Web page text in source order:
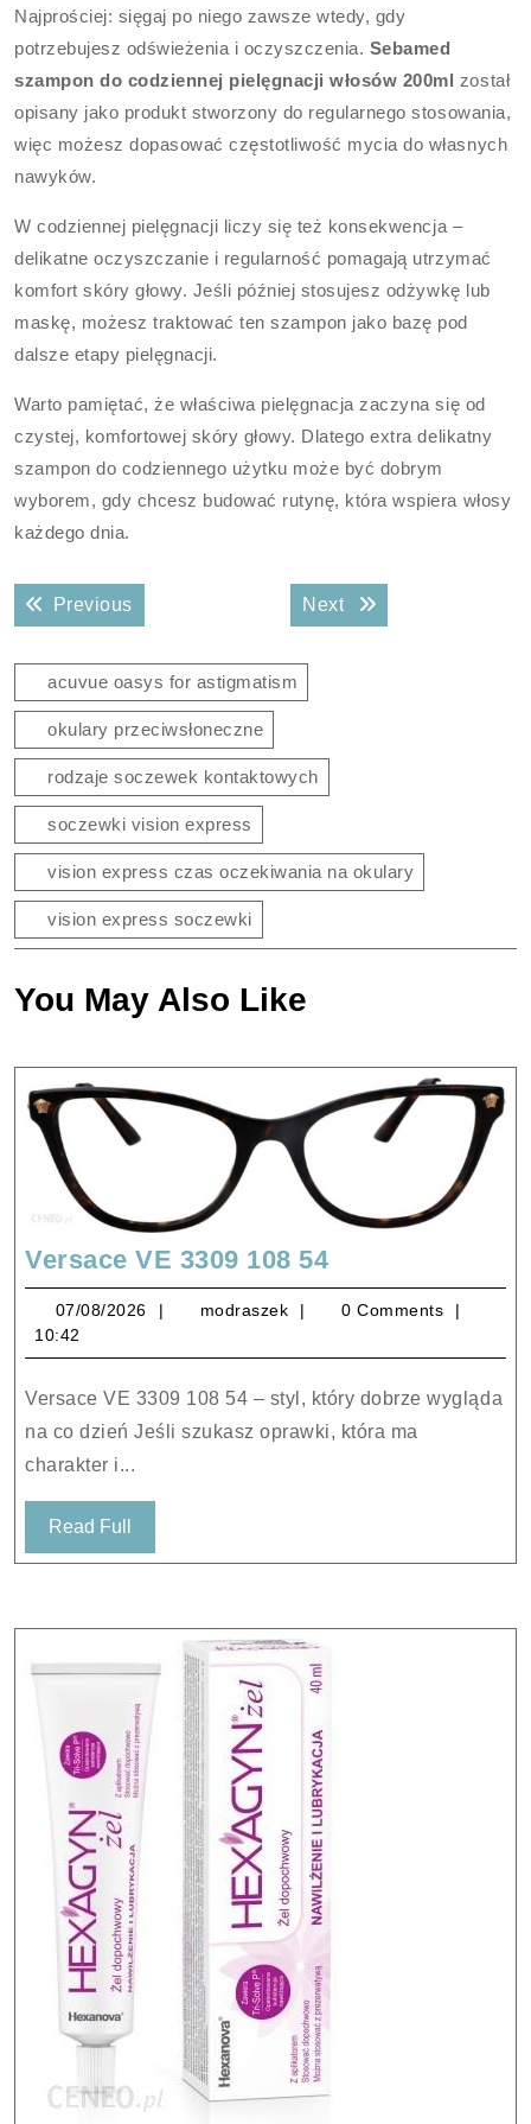
Najprościej: sięgaj po niego zawsze wtedy, gdy
potrzebujesz odświeżenia i oczyszczenia. Sebamed
szampon do codziennej pielęgnacji włosów 200ml został
opisany jako produkt stworzony do regularnego stosowania,
więc możesz dopasować częstotliwość mycia do własnych
nawyków.
W codziennej pielęgnacji liczy się też konsekwencja –
delikatne oczyszczanie i regularność pomagają utrzymać
komfort skóry głowy. Jeśli później stosujesz odżywkę lub
maskę, możesz traktować ten szampon jako bazę pod
dalsze etapy pielęgnacji.
Warto pamiętać, że właściwa pielęgnacja zaczyna się od
czystej, komfortowej skóry głowy. Dlatego extra delikatny
szampon do codziennego użytku może być dobrym
wyborem, gdy chcesz budować rutynę, która wspiera włosy
każdego dnia.
Nawigacja
wpisuPreviousPrevious post: Next Next post:
acuvue oasys for astigmatism
okulary przeciwsłoneczne
rodzaje soczewek kontaktowych
soczewki vision express
vision express czas oczekiwania na okulary
vision express soczewki
You May Also Like
Versace VE 3309 108 54Versace
VE
3309
108
54
07/08/2026 07/08/2026
modraszek modraszek
0 Comments
10:42
Versace VE 3309 108 54 – styl, który dobrze wygląda
na co dzień Jeśli szukasz oprawki, która ma
charakter i...
Read Full
Full